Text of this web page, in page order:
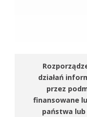
działań
przez
finansowane
państwa